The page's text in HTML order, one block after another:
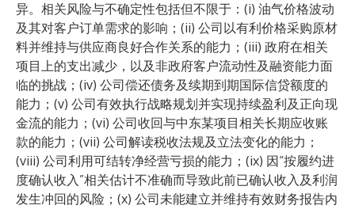
异。相关风险与不确定性包括但不限于：(i) 油气价格波动
及其对客户订单需求的影响；(ii) 公司以有利价格采购原材
料并维持与供应商良好合作关系的能力；(iii) 政府在相关
项目上的支出减少，以及非政府客户流动性及融资能力面
临的挑战；(iv) 公司偿还债务及续期到期国际信贷额度的
能力；(v) 公司有效执行战略规划并实现持续盈利及正向现
金流的能力；(vi) 公司收回与中东某项目相关长期应收账
款的能力；(vii) 公司解读税收法规及立法变化的能力；
(viii) 公司利用可结转净经营亏损的能力；(ix) 因“按履约进
度确认收入”相关估计不准确而导致此前已确认收入及利润
发生冲回的风险；(x) 公司未能建立并维持有效财务报告内